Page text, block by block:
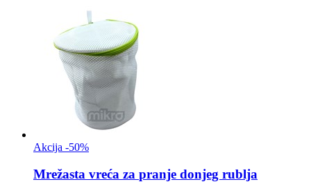
Akcija -50%
Mrežasta vreća za pranje donjeg rublja